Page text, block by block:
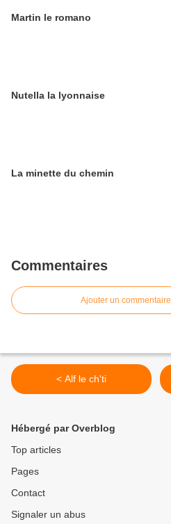
Martin le romano
Nutella la lyonnaise
La minette du chemin
Commentaires
Ajouter un commentaire
< Alf le ch'ti
Hébergé par Overblog
Top articles
Pages
Contact
Signaler un abus